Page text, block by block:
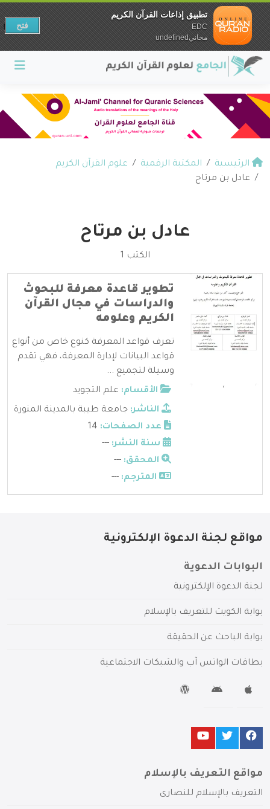
الرئيسية المكتبة الرقمية
علوم القرآن الكريم
عادل بن مرتاح
عادل بن مرتاح
الكتب 1
تطوير قاعدة معرفة للبحوث
والدراسات في مجال القرآن
الكريم وعلومه
تعرف قواعد المعرفة كنوع خاص من أنواع
قواعد البيانات لإدارة المعرفة، فهي تقدم
وسيلة لتجميع ...
الأقسام: علم التجويد
الناشر: جامعة طيبة بالمدينة المنورة
عدد الصفحات:
سنة النشر: ---
المحقق: ---
المترجم: ---
مواقع لجنة الدعوة الإلكترونية
البوابات الدعوية
لجنة الدعوة الإلكترونية
بوابة الكويت للتعريف بالإسلام
بوابة الباحث عن الحقيقة
بطاقات الواتس آب والشبكات الاجتماعية
مواقع التعريف بالإسلام
التعريف بالإسلام للنصارى
تطبيق إذاعات القرآن الكريم
EDC
مجانيundefined
فتح